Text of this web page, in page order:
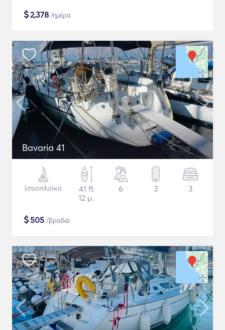
$2,378 /ημέρα
Bavaria 41
Ιστιοπλοϊκό
41 ft
12 μ.
6 3 3
$505 /βραδιά